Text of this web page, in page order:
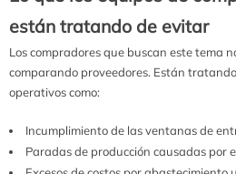
están tratando de evitar
Los compradores que buscan este tema
comparando proveedores. Están
operativos como:
Incumplimiento de las ventanas de
Paradas de producción causadas por